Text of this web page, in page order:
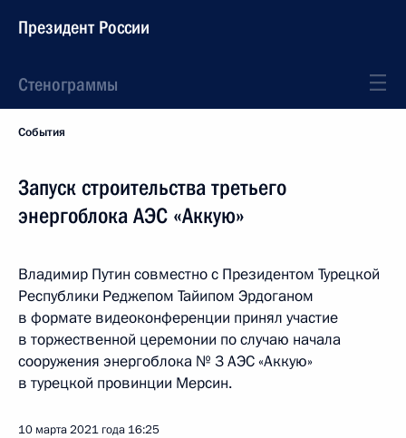
Президент России
Стенограммы
События
Запуск строительства третьего
энергоблока АЭС «Аккую»
Владимир Путин совместно с Президентом Турецкой
Республики Реджепом Тайипом Эрдоганом
в формате видеоконференции принял участие
в торжественной церемонии по случаю начала
сооружения энергоблока № 3 АЭС «Аккую»
в турецкой провинции Мерсин.
10 марта 2021 года 16:25